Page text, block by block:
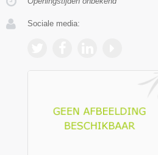
Sociale media: